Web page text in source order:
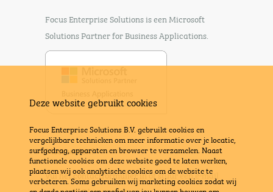
Focus Enterprise Solutions is een Microsoft
Solutions Partner for Business Applications.
Meer weten?
Vul het contactformulier inof stuur een e-mail
Deze website gebruikt cookies
Focus Enterprise Solutions B.V. gebruikt cookies en
vergelijkbare technieken om meer informatie over je locatie,
surfgedrag, apparaten en browser te verzamelen. Naast
functionele cookies om deze website goed te laten werken,
plaatsen wij ook analytische cookies om de website te
verbeteren. Soms gebruiken wij marketing cookies zodat wij